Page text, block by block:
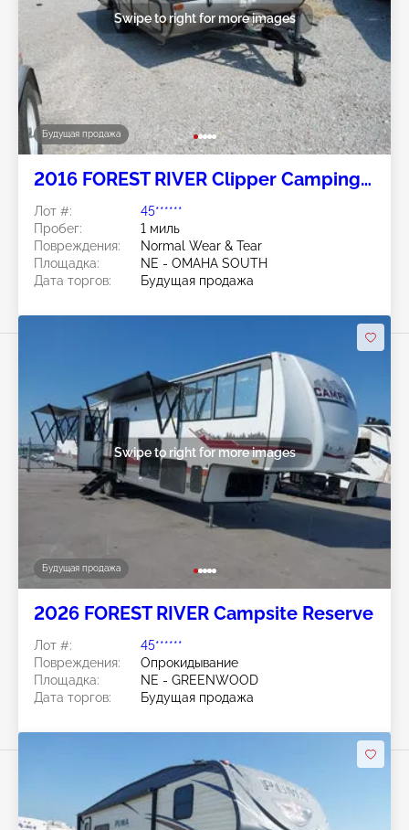
Будущая продажа
Swipe to right for more images
2016 FOREST RIVER Clipper Camping
Лот #:
45******
Пробег:
1 миль
Повреждения:
Normal Wear & Tear
Площадка:
NE - OMAHA SOUTH
Дата торгов:
Будущая продажа
Будущая продажа
Swipe to right for more images
2026 FOREST RIVER Campsite Reserve
Лот #:
45******
Повреждения:
Опрокидывание
Площадка:
NE - GREENWOOD
Дата торгов:
Будущая продажа